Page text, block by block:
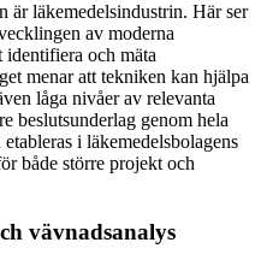
är läkemedelsindustrin. Här ser
av moderna
identifiera och mäta
menar att tekniken kan hjälpa
låga nivåer av relevanta
beslutsunderlag genom hela
i läkemedelsbolagens
både större projekt och
vävnadsanalys